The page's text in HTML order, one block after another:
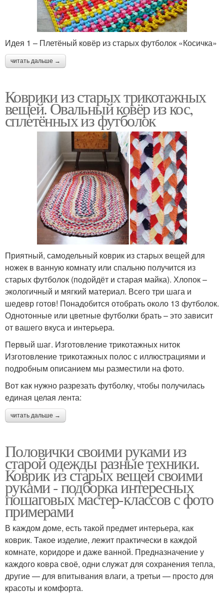
Идея 1 – Плетёный ковёр из старых футболок «Косичка»
читать дальше →
Коврики из старых трикотажных
вещей. Овальный ковёр из кос,
сплетённых из футболок
Приятный, самодельный коврик из старых вещей для
ножек в ванную комнату или спальню получится из
старых футболок (подойдёт и старая майка). Хлопок –
экологичный и мягкий материал. Всего три шага и
шедевр готов! Понадобится отобрать около 13 футболок.
Однотонные или цветные футболки брать – это зависит
от вашего вкуса и интерьера.
Первый шаг. Изготовление трикотажных ниток
Изготовление трикотажных полос с иллюстрациями и
подробным описанием мы разместили на фото.
Вот как нужно разрезать футболку, чтобы получилась
единая целая лента:
читать дальше →
Половички своими руками из
старой одежды разные техники.
Коврик из старых вещей своими
руками - подборка интересных
пошаговых мастер-классов с фото
примерами
В каждом доме, есть такой предмет интерьера, как
коврик. Такое изделие, лежит практически в каждой
комнате, коридоре и даже ванной. Предназначение у
каждого ковра своё, одни служат для сохранения тепла,
другие — для впитывания влаги, а третьи — просто для
красоты и комфорта.